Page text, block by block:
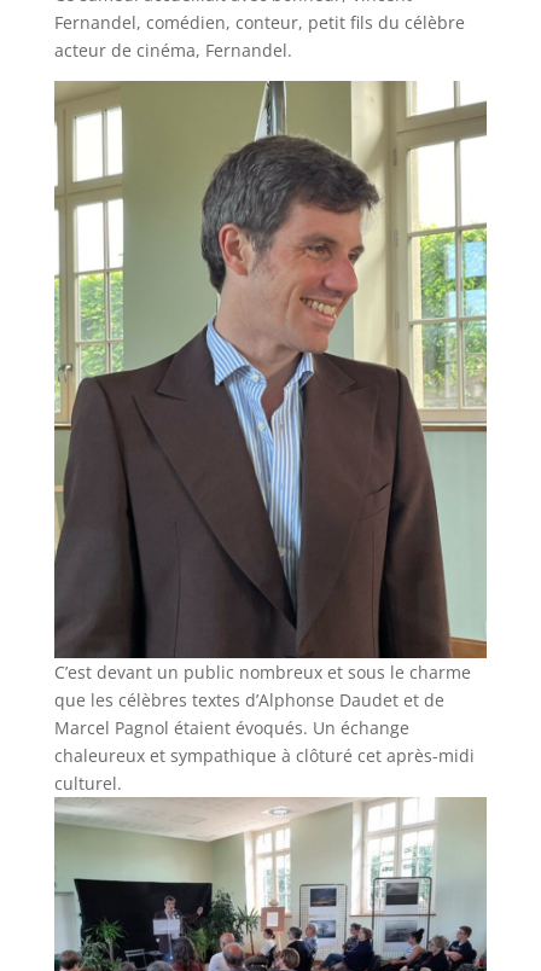
Fernandel, comédien, conteur, petit fils du célèbre
acteur de cinéma, Fernandel.
C’est devant un public nombreux et sous le charme
que les célèbres textes d’Alphonse Daudet et de
Marcel Pagnol étaient évoqués. Un échange
chaleureux et sympathique à clôturé cet après-midi
culturel.